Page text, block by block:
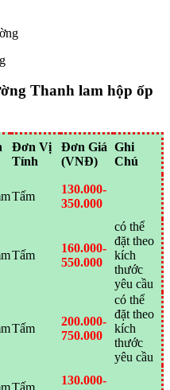
Thanh lam hộp ốp
Đơn Vị
Tính
Đơn Giá
(VNĐ)
Ghi
Chú
Tấm
130.000-
350.000
Tấm
160.000-
550.000
có thể
đặt theo
kích
thước
yêu cầu
Tấm
200.000-
750.000
có thể
đặt theo
kích
thước
yêu cầu
Tấm
130.000-